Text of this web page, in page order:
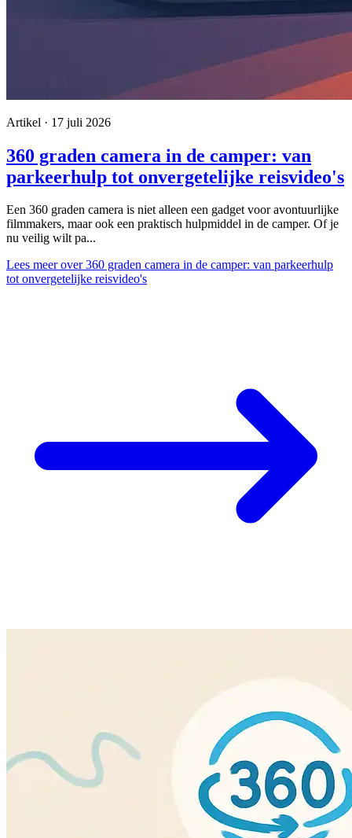
Artikel · 17 juli 2026
360 graden camera in de camper: van
parkeerhulp tot onvergetelijke reisvideo's
Een 360 graden camera is niet alleen een gadget voor avontuurlijke
filmmakers, maar ook een praktisch hulpmiddel in de camper. Of je
nu veilig wilt pa...
Lees meerover 360 graden camera in de camper: van parkeerhulp
tot onvergetelijke reisvideo's